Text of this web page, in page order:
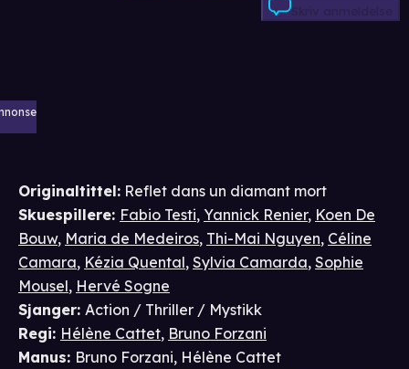
Skriv anmeldelse
Originaltittel: Reflet dans un diamant mort
Skuespillere: Fabio Testi, Yannick Renier, Koen De
Bouw, Maria de Medeiros, Thi-Mai Nguyen, Céline
Camara, Kézia Quental, Sylvia Camarda, Sophie
Mousel, Hervé Sogne
Sjanger: Action / Thriller / Mystikk
Regi: Hélène Cattet, Bruno Forzani
Manus: Bruno Forzani, Hélène Cattet